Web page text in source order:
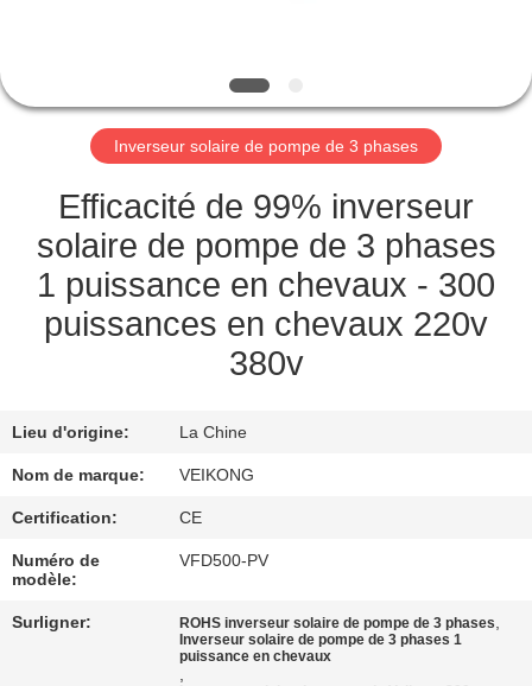
L'USINE
CONTRÔLE
LA
QUALITÉ
NOUS
DEMANDEZ
UNE
CITATION
PLAN
Inverseur solaire de pompe de 3 phases
Efficacité de 99% inverseur
solaire de pompe de 3 phases
1 puissance en chevaux - 300
puissances en chevaux 220v
380v
Lieu d'origine: La Chine
Nom de marque: VEIKONG
Certification: CE
Numéro de
modèle:
VFD500-PV
Surligner: ROHS inverseur solaire de pompe de 3 phases,
Inverseur solaire de pompe de 3 phases 1
puissance en chevaux
,